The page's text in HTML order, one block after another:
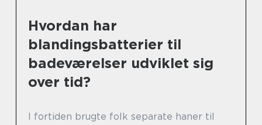
Hvordan har
blandingsbatterier til
badeværelser udviklet sig
over tid?
I fortiden brugte folk separate haner til